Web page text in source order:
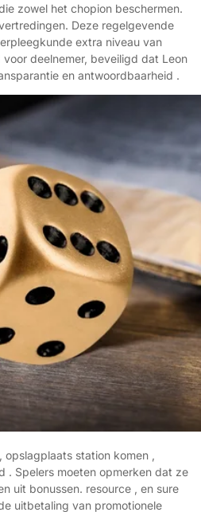
zowel het chopion beschermen.
Deze regelgevende
extra niveau van
deelnemer, beveiligd dat Leon
en antwoordbaarheid .
opslagplaats station komen ,
. Spelers moeten opmerken dat ze
uit bonussen. resource , en sure
uitbetaling van promotionele